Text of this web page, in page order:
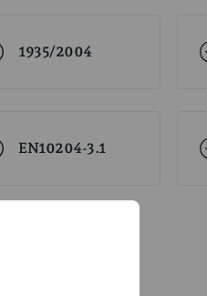
1935/2004
EN10204-3.1